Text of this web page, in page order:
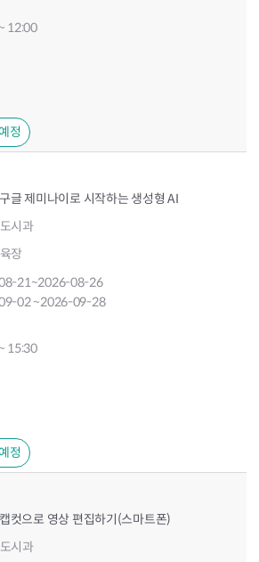
12:00
정
글 제미나이로 시작하는 생성형 AI
시과
장
21~2026-08-26
02~2026-09-28
15:30
정
컷으로 영상 편집하기(스마트폰)
시과